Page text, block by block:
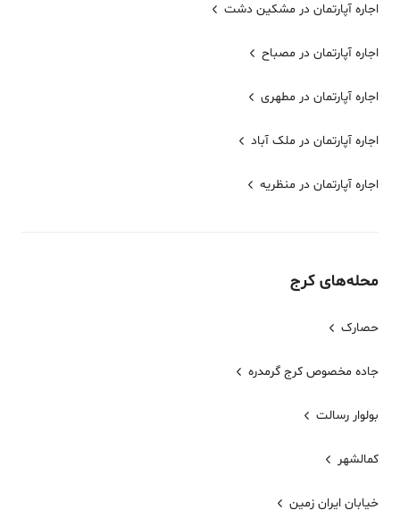
اجاره آپارتمان در مشکین دشت
اجاره آپارتمان در مصباح
اجاره آپارتمان در مطهری
اجاره آپارتمان در ملک آباد
اجاره آپارتمان در منظریه
محله‌های کرج
حصارک
جاده مخصوص کرج گرمدره
بولوار رسالت
کمالشهر
خيابان ايران زمين